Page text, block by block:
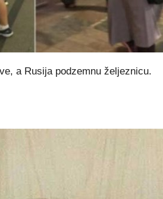
a Rusija podzemnu željeznicu.